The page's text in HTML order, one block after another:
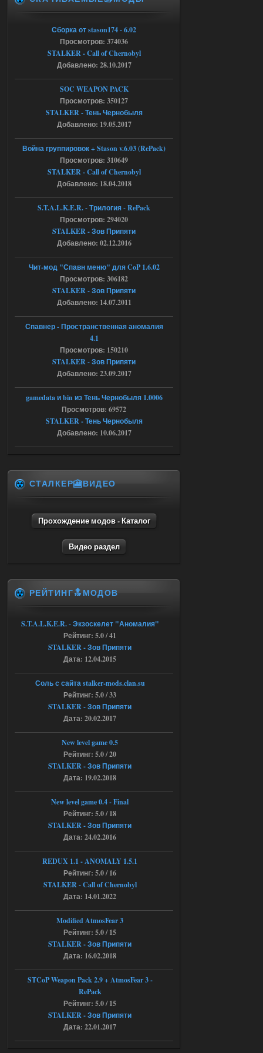
STCoP WP 3.4
Stalker-Mods-Clan-su
Доступно только для пользователей
Ответить ➤
Объединенный Пак 2 + OGSR +
STCoP WP 3.4
Доступно только для пользователей
Ответить ➤
04.08.2026
Объединенный Пак 2 + OGSR +
STCoP WP 3.4
Доступно только для пользователей
Ответить ➤
Объединенный Пак 2 + OGSR +
STCoP WP 3.4
Stalker-Mods-Clan-su
Доступно только для пользователей
Ответить ➤
04.08.2026
вот ещё этот же трелер с
вашего сайта, https://stalker-
_trejler_2022/2022-11-30-6818
Объединенный Пак 2 + OGSR +
andreyforest1993
+ STCoP WP 3.4, только нет ни каких
анимаций курения и анимаций еды и
экзоча как в трелере
Ответить ➤
04.08.2026
Объединенный Пак 2 + OGSR +
STCoP WP 3.4
andreyforest1993
https://rutube.ru/video/50be34
6a53045b746b6f2d80812029a
3/?r=plemwd
Ответить ➤
04.08.2026
STCoP WP 3.4
Объединенный Пак 2 + OGSR +
STCoP WP 3.4
andreyforest1993
там есть опция расшириные
анимации нпс, я поставил
галочку но толку ноль, ни каких
анимаций нет, может это что-то другое,
не известно, больше нет ни каких таких
кнопок по поводу анимаций
Последний рассвет - Эпизод 1
Сборка от stason174 - 6.02
Просмотров: 374036
STALKER - Call of Chernobyl
Добавлено: 28.10.2017
SOC WEAPON PACK
Просмотров: 350127
STALKER - Тень Чернобыля
Добавлено: 19.05.2017
Война группировок + Stason v.6.03 (RePack)
Просмотров: 310649
STALKER - Call of Chernobyl
Добавлено: 18.04.2018
S.T.A.L.K.E.R. - Трилогия - RePack
Просмотров: 294020
STALKER - Зов Припяти
Добавлено: 02.12.2016
Чит-мод "Спавн меню" для CoP 1.6.02
Просмотров: 306182
STALKER - Зов Припяти
Добавлено: 14.07.2011
Спавнер - Пространственная аномалия
4.1
Просмотров: 150210
STALKER - Зов Припяти
Добавлено: 23.09.2017
gamedata и bin из Тень Чернобыля 1.0006
Просмотров: 69572
STALKER - Тень Чернобыля
Добавлено: 10.06.2017
СТАЛКЕР🎦ВИДЕО
Прохождение модов - Каталог
Видео раздел
РЕЙТИНГ🔝МОДОВ
S.T.A.L.K.E.R. - Экзоскелет "Аномалия"
Рейтинг: 5.0 / 41
STALKER - Зов Припяти
Дата: 12.04.2015
Соль с сайта stalker-mods.clan.su
Рейтинг: 5.0 / 33
STALKER - Зов Припяти
Дата: 20.02.2017
New level game 0.5
Рейтинг: 5.0 / 20
STALKER - Зов Припяти
Дата: 19.02.2018
New level game 0.4 - Final
Рейтинг: 5.0 / 18
STALKER - Зов Припяти
Дата: 24.02.2016
REDUX 1.1​​​​​​​ - ANOMALY 1.5.1
Рейтинг: 5.0 / 16
STALKER - Call of Chernobyl
Дата: 14.01.2022
Modified AtmosFear 3
Рейтинг: 5.0 / 15
STALKER - Зов Припяти
Дата: 16.02.2018
STCoP Weapon Pack 2.9 + AtmosFear 3 -
RePack
Рейтинг: 5.0 / 15
STALKER - Зов Припяти
Дата: 22.01.2017